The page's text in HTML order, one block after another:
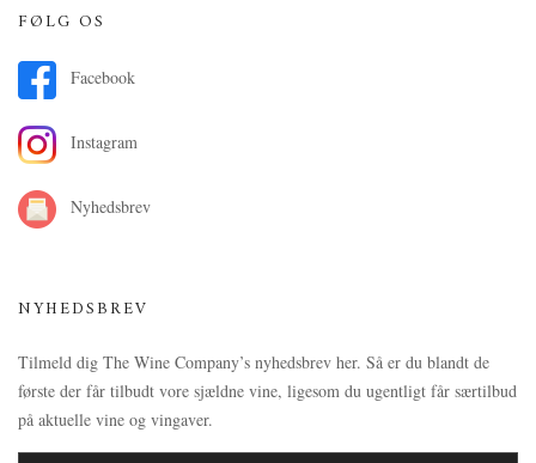
FØLG OS
Facebook
Instagram
Nyhedsbrev
NYHEDSBREV
Tilmeld dig The Wine Company’s nyhedsbrev her. Så er du blandt de
første der får tilbudt vore sjældne vine, ligesom du ugentligt får særtilbud
på aktuelle vine og vingaver.